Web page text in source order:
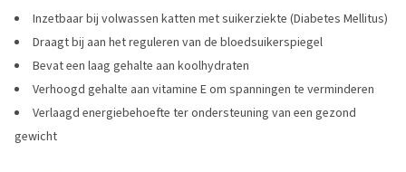
Inzetbaar bij volwassen katten met suikerziekte (Diabetes Mellitus)
Draagt bij aan het reguleren van de bloedsuikerspiegel
Bevat een laag gehalte aan koolhydraten
Verhoogd gehalte aan vitamine E om spanningen te verminderen
Verlaagd energiebehoefte ter ondersteuning van een gezond
gewicht